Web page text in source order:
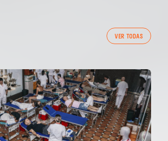
VER TODAS